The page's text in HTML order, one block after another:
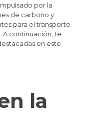
por la
de carbono y
para el transporte
A continuación, te
en este
la